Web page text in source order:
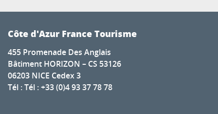
Côte d'Azur France Tourisme
455 Promenade Des Anglais
Bâtiment HORIZON – CS 53126
06203 NICE Cedex 3
Tél : Tél : +33 (0)4 93 37 78 78